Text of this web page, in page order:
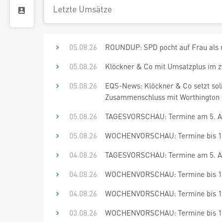
Letzte Umsätze
05.08.26
ROUNDUP: SPD pocht auf Frau
05.08.26
Klöckner & Co mit Umsatzplus im
05.08.26
EQS-News: Klöckner & Co setzt
Zusammenschluss mit
05.08.26
TAGESVORSCHAU: Termine am 5.
05.08.26
WOCHENVORSCHAU: Termine bis
04.08.26
TAGESVORSCHAU: Termine am 5.
04.08.26
WOCHENVORSCHAU: Termine bis
04.08.26
WOCHENVORSCHAU: Termine bis
03.08.26
WOCHENVORSCHAU: Termine bis